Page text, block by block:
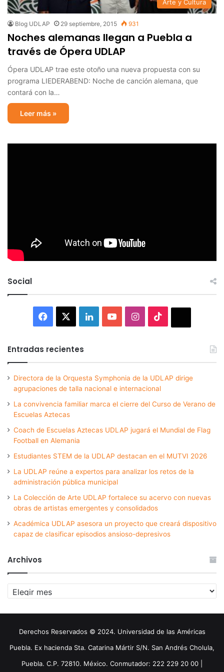
Arte y Cultura
Blog UDLAP 29 septiembre, 2015 931
Noches alemanas llegan a Puebla a
través de Ópera UDLAP
Ópera UDLAP trae este otoño una nueva propuesta con su
programa LIEDERABEND: Noche de canción alemana, que
contará con la…
Leer más »
Social
Facebook LinkedInYouTubeInstagram
Entradas recientes
Directora de la Orquesta Symphonia de la UDLAP dirige
agrupaciones de talla nacional e internacional
La convivencia familiar marca el cierre del Curso de Verano de
Escuelas Aztecas
Coach de Escuelas Aztecas UDLAP jugará el Mundial de Flag
Football en Alemania
Estudiantes STEM de la UDLAP destacan en el MUTVI 2026
La UDLAP reúne a expertos para analizar los retos de la
administración pública municipal
La Colección de Arte UDLAP fortalece su acervo con nuevas
obras de artistas emergentes y consolidados
Académica UDLAP asesora un proyecto que creará dispositivo
capaz de clasificar episodios ansioso-depresivos
Archivos
Archivos
Derechos Reservados © 2024. Universidad de las Américas
Puebla. Ex hacienda Sta. Catarina Mártir S/N. San Andrés Cholula,
Puebla. C.P. 72810. México. Conmutador: 222 229 20 00 |